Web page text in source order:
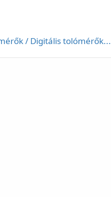
/ Digitális tolómérők...